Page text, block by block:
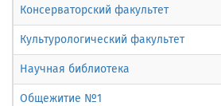
Консерваторский факультет
Культурологический факультет
Научная библиотека
Общежитие №1